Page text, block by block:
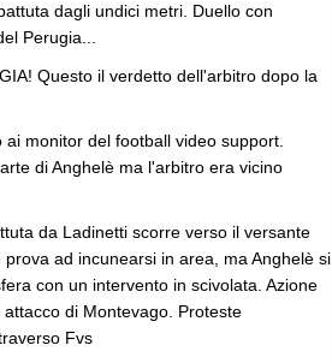
dagli undici metri. Duello con
Perugia...
Questo il verdetto dell'arbitro dopo la
monitor del football video support.
di Anghelè ma l'arbitro era vicino
da Ladinetti scorre verso il versante
ad incunearsi in area, ma Anghelè si
con un intervento in scivolata. Azione
di Montevago. Proteste
Fvs